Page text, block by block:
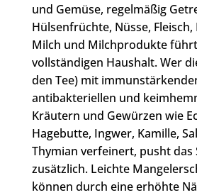
und Gemüse, regelmäßig
Hülsenfrüchte, Nüsse, Fleisch,
Milch und Milchprodukte
vollständigen Haushalt. Wer
den Tee) mit
antibakteriellen und
Kräutern und Gewürzen wie
Hagebutte, Ingwer, Kamille,
Thymian verfeinert, pusht das
zusätzlich. Leichte
können durch eine erhöhte